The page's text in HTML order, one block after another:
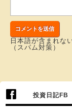
日本語が含まれな
（スパム対策）
投資日記FB